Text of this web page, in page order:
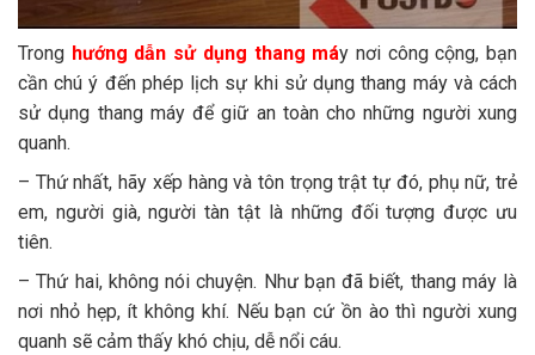
Trong hướng dẫn sử dụng thang máy nơi công cộng, bạn
cần chú ý đến phép lịch sự khi sử dụng thang máy và cách
sử dụng thang máy để giữ an toàn cho những người xung
quanh.
– Thứ nhất, hãy xếp hàng và tôn trọng trật tự đó, phụ nữ, trẻ
em, người già, người tàn tật là những đối tượng được ưu
tiên.
– Thứ hai, không nói chuyện. Như bạn đã biết, thang máy là
nơi nhỏ hẹp, ít không khí. Nếu bạn cứ ồn ào thì người xung
quanh sẽ cảm thấy khó chịu, dễ nổi cáu.